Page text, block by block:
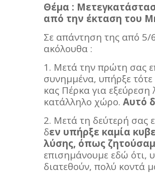
Θέμα :
από την έκταση του
Σε απάντηση της από 5/
ακόλουθα :
1. Μετά την πρώτη σας
συνημμένα, υπήρξε τότε
κας Πέρκα για εξεύρεση
κατάλληλο χώρο. Αυτό
2. Μετά τη δεύτερή σας
δεν υπήρξε καμία
λύσης, όπως
επισημάνουμε εδώ ότι,
διατεθούν, πολύ κοντά